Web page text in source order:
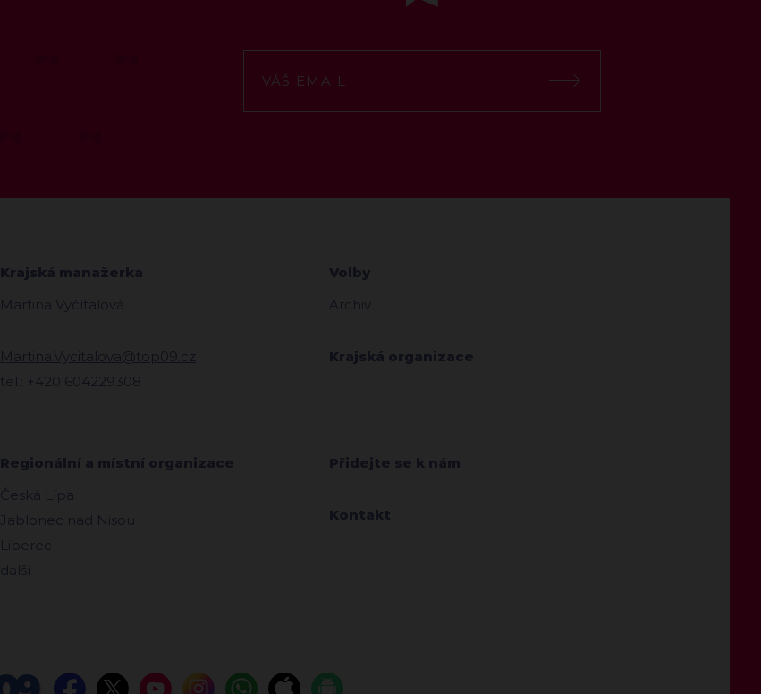
Krajská manažerka
Martina Vyčítalová
Martina.Vycitalova@top09.cz
tel.: +420 604229308
Volby
Archiv
Krajská organizace
Regionální a místní organizace
Česká Lípa
Jablonec nad Nisou
Liberec
další
Přidejte se k nám
Kontakt